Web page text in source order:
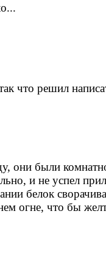
что решил
они были
и не успел
белок
огне, что бы